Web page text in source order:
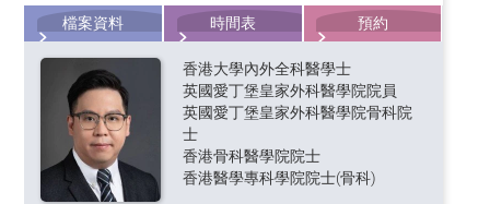
檔案資料 時間表 預約
香港大學內外全科醫學士
英國愛丁堡皇家外科醫學院院員
英國愛丁堡皇家外科醫學院骨科院
士
香港骨科醫學院院士
香港醫學專科學院院士(骨科)